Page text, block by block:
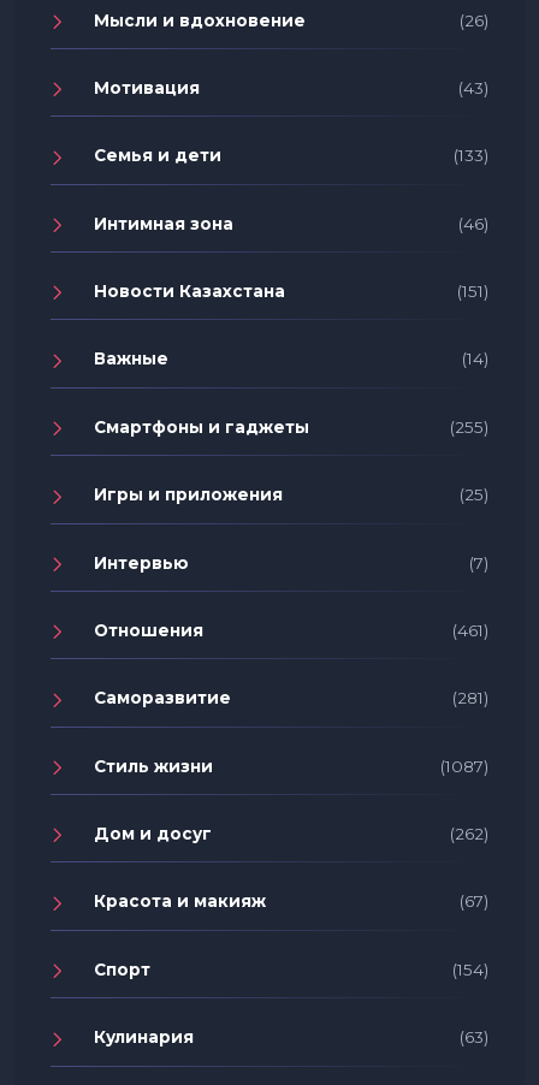
Мысли и вдохновение (26)
Мотивация (43)
Семья и дети (133)
Интимная зона (46)
Новости Казахстана (151)
Важные (14)
Смартфоны и гаджеты (255)
Игры и приложения (25)
Интервью (7)
Отношения (461)
Саморазвитие (281)
Стиль жизни (1087)
Дом и досуг (262)
Красота и макияж (67)
Спорт (154)
Кулинария (63)